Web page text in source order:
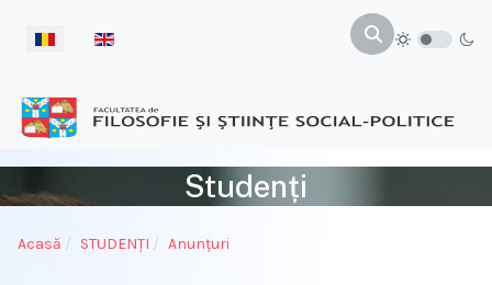
Selectați limba dvs
Studenți
Acasă STUDENŢI Anunțuri